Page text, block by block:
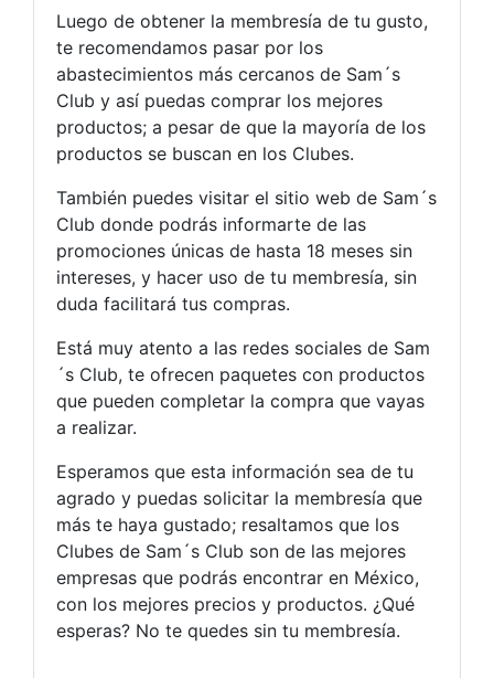
Luego de obtener la membresía de tu gusto,
te recomendamos pasar por los
abastecimientos más cercanos de Sam´s
Club y así puedas comprar los mejores
productos; a pesar de que la mayoría de los
productos se buscan en los Clubes.
También puedes visitar el sitio web de Sam´s
Club donde podrás informarte de las
promociones únicas de hasta 18 meses sin
intereses, y hacer uso de tu membresía, sin
duda facilitará tus compras.
Está muy atento a las redes sociales de Sam
´s Club, te ofrecen paquetes con productos
que pueden completar la compra que vayas
a realizar.
Esperamos que esta información sea de tu
agrado y puedas solicitar la membresía que
más te haya gustado; resaltamos que los
Clubes de Sam´s Club son de las mejores
empresas que podrás encontrar en México,
con los mejores precios y productos. ¿Qué
esperas? No te quedes sin tu membresía.